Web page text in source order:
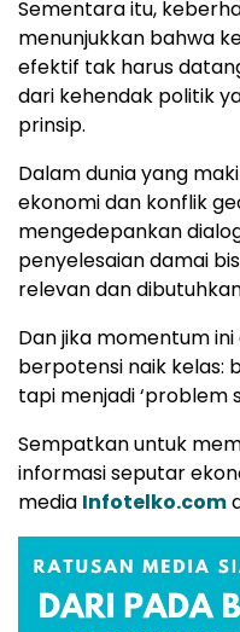
Sementara itu,
menunjukkan bahwa
efektif tak harus
dari kehendak politik
prinsip.
Dalam dunia yang
ekonomi dan konflik
mengedepankan
penyelesaian damai
relevan dan
Dan jika momentum ini
berpotensi naik kelas:
tapi menjadi ‘problem
Sempatkan untuk
informasi seputar
media Infotelko.com